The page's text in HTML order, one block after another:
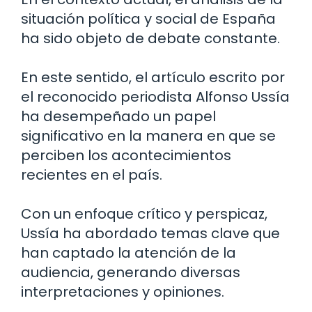
situación política y social de España
ha sido objeto de debate constante.
En este sentido, el artículo escrito por
el reconocido periodista Alfonso Ussía
ha desempeñado un papel
significativo en la manera en que se
perciben los acontecimientos
recientes en el país.
Con un enfoque crítico y perspicaz,
Ussía ha abordado temas clave que
han captado la atención de la
audiencia, generando diversas
interpretaciones y opiniones.